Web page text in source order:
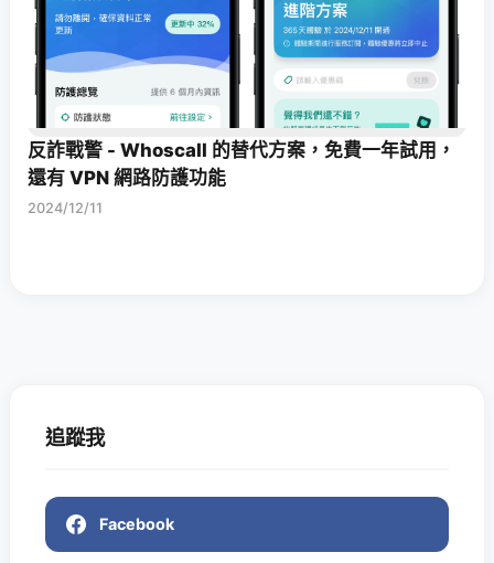
反詐戰警 - Whoscall 的替代方案，免費一年試用，
還有 VPN 網路防護功能
2024/12/11
追蹤我
Facebook